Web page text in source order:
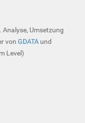
Umsetzung
von GDATA und
Level)